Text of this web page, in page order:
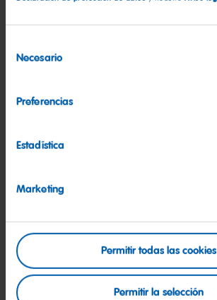
deNecesario
Preferencias
Estadística
Marketing
Permitir todas las cookies
Permitir la selección
Sociedad